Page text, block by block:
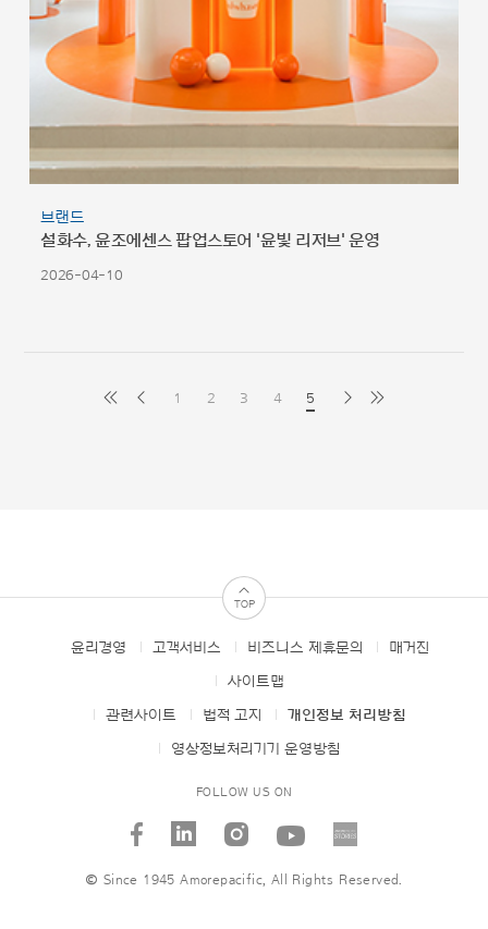
브랜드
설화수, 윤조에센스 팝업스토어 '윤빛 리저브' 운영
2026-04-10
latest previous
1 2 3 4 5 next
TOP
FOOTER윤리경영 고객서비스 비즈니스 제휴문의 매거진
사이트맵
관련사이트 법적 고지 개인정보 처리방침
영상정보처리기기 운영방침
FOLLOW US ON
facebook
linked_in
instagram
youtube
© Since 1945 Amorepacific, All Rights Reserved.